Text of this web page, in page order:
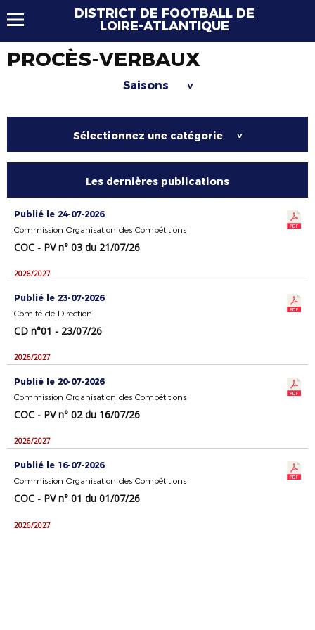
DISTRICT DE FOOTBALL DE
LOIRE-ATLANTIQUE
PROCÈS-VERBAUX
Saisons >
Sélectionnez une catégorie >
Les dernières publications
Publié le 24-07-2026
Commission Organisation des Compétitions
COC - PV n° 03 du 21/07/26
2026/2027
Publié le 23-07-2026
Comité de Direction
CD n°01 - 23/07/26
2026/2027
Publié le 20-07-2026
Commission Organisation des Compétitions
COC - PV n° 02 du 16/07/26
2026/2027
Publié le 16-07-2026
Commission Organisation des Compétitions
COC - PV n° 01 du 01/07/26
2026/2027